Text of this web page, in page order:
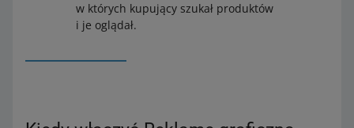
w których kupujący szukał produktów
i je oglądał.